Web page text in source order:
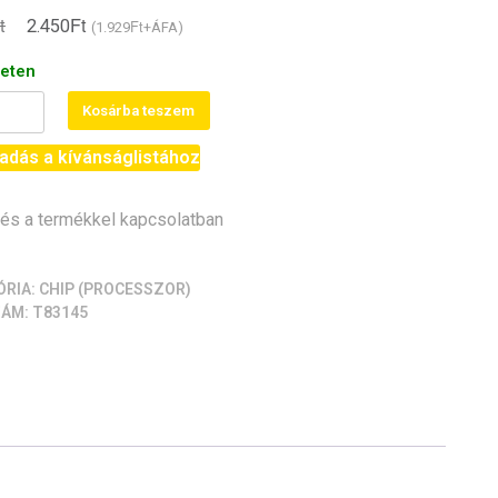
Original
3.990Ft.
2.450Ft Current
2.450Ft.
(1.929Ft+ÁFA)
Kosárba teszem
a kívánságlistához
a termékkel kapcsolatban
CHIP (PROCESSZOR)
T83145